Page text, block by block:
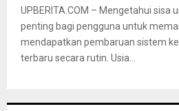
UPBERITA.COM – Mengetahui sisa
penting bagi pengguna untuk
mendapatkan pembaruan sistem
terbaru secara rutin. Usia...